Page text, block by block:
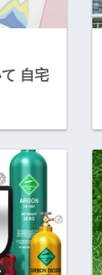
自宅